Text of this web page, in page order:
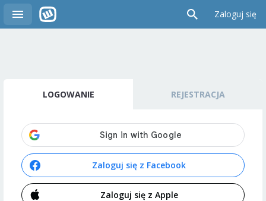
Zaloguj się
LOGOWANIE REJESTRACJA
Zaloguj się z Facebook
Zaloguj się z Apple